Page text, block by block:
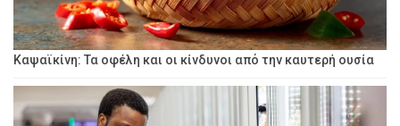
Καψαϊκίνη: Τα οφέλη και οι κίνδυνοι από την καυτερή ουσία